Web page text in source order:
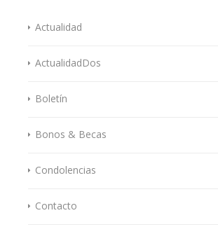
Actualidad
ActualidadDos
Boletín
Bonos & Becas
Condolencias
Contacto